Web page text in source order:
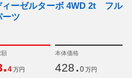
ィーゼルターボ 4WD 2t フル
ツ
額
.4 万円
本体価格
428. 0 万円